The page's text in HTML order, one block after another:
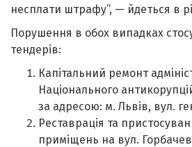
несплати штрафу”, — йдеться в
Порушення в обох випадках
тендерів:
Капітальний ремонт
Національного
за адресою: м. Львів, вул.
Реставрація та
приміщень на вул.